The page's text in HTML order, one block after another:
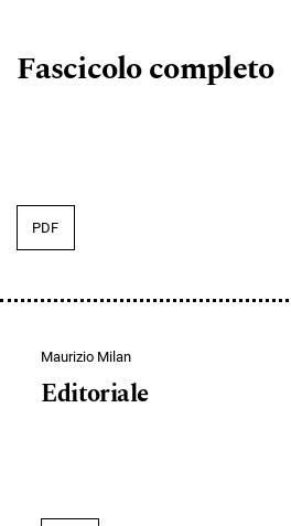
Fascicolo completo
PDF
Maurizio Milan
Editoriale